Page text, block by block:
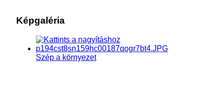
Képgaléria
Szép a környezet